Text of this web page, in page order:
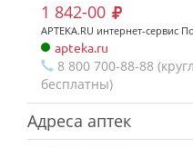
1 842-00
APTEKA.RU интернет-сервис
apteka.ru
8 800 700-88-88
бесплатны)
Адреса аптек